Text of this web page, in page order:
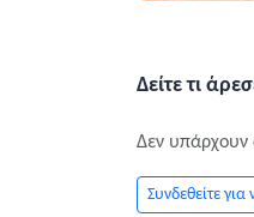
Δείτε τι
Δεν υπάρχουν
Συνδεθείτε για